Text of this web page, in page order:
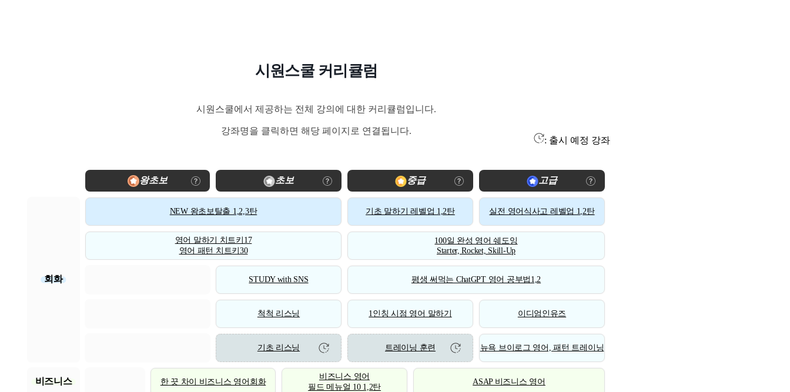
시원스쿨 커리큘럼
시원스쿨에서 제공하는 전체 강의에 대한 커리큘럼입니다.
강좌명을 클릭하면 해당 페이지로 연결됩니다.
: 출시 예정 강좌
왕초보 초보 중급 고급
회화
NEW 왕초보탈출 1,2,3탄 기초 말하기 레벨업 1,2탄 실전 영어식사고 레벨업 1,2탄
영어 말하기 치트키17
영어 패턴 치트키30
100일 완성 영어 쉐도잉
Starter, Rocket, Skill-Up
STUDY with SNS 평생 써먹는 ChatGPT 영어 공부법1,2
척척 리스닝 1인칭 시점 영어 말하기 이디엄인유즈
기초 리스닝 트레이닝 훈련 뉴욕 브이로그 영어, 패턴 트레이닝
비즈니스 한 끗 차이 비즈니스 영어회화
비즈니스 영어
필드 메뉴얼 10 1,2탄
ASAP 비즈니스 영어